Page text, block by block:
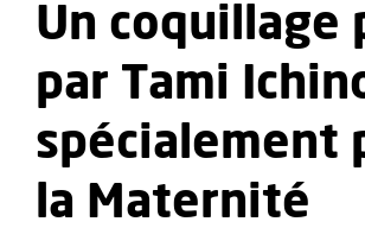
Un coquillage
par Tami
spécialement
la Maternité